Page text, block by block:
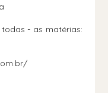
- as matérias: